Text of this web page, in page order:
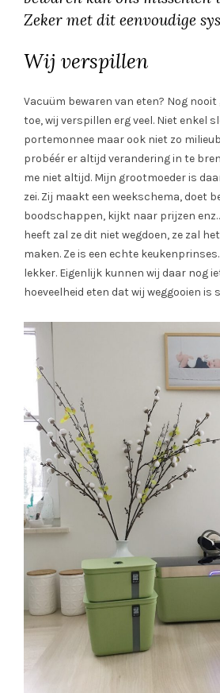
Zeker met dit eenvoudige
Wij verspillen
Vacuüm bewaren van eten? Nog nooit
toe, wij verspillen erg veel. Niet enkel
portemonnee maar ook niet zo
probéér er altijd verandering in te
me niet altijd. Mijn grootmoeder is
zei. Zij maakt een weekschema, doet
boodschappen, kijkt naar prijzen
heeft zal ze dit niet wegdoen, ze zal
maken. Ze is een echte
lekker. Eigenlijk kunnen wij daar nog
hoeveelheid eten dat wij weggooien is